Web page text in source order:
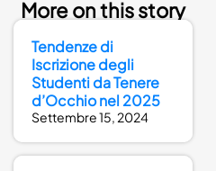
More on this story
Tendenze di
Iscrizione degli
Studenti da Tenere
d’Occhio nel 2025
Settembre 15, 2024